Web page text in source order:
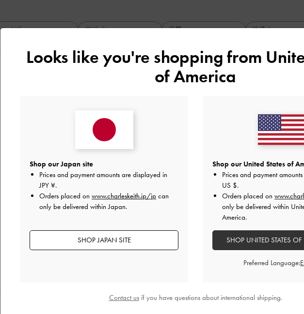
サイズ デザイン 品質 快適さ
柔らかさがないのか、履いてすぐに甲の部分に痛みが。
擦れる、腫れるではなく、押し付ける痛み。脱いだ後に、触っても痛い。
サイズは基本24でいつものサイズなんで、かかとはピッタリ。
履いて伸びたら慣れるかもしれないので、期待を込めて。
高さは、一足持っていたい高さだったので。
会社へもこれで。（室内は履き替え）
かかと部分が重いのか、床材により音が大きく響くのが地味に嫌かも。
普通
快適さ
Looks like you're shopping from
of America
Shop our Japan site
Prices and payment amounts are displayed in
JPY ¥.
Orders placed on www.charleskeith.jp/jp can
only be delivered within Japan.
SHOP JAPAN SITE
Shop our United States of
Prices and payment
US $.
Orders placed on
only be delivered within
America.
SHOP UNITED STATES
Preferred Language:
Contact usif you have questions about international shipping.